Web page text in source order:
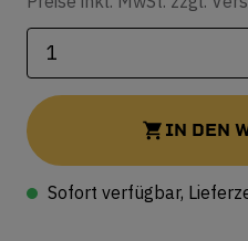
IN DEN
Sofort verfügbar,